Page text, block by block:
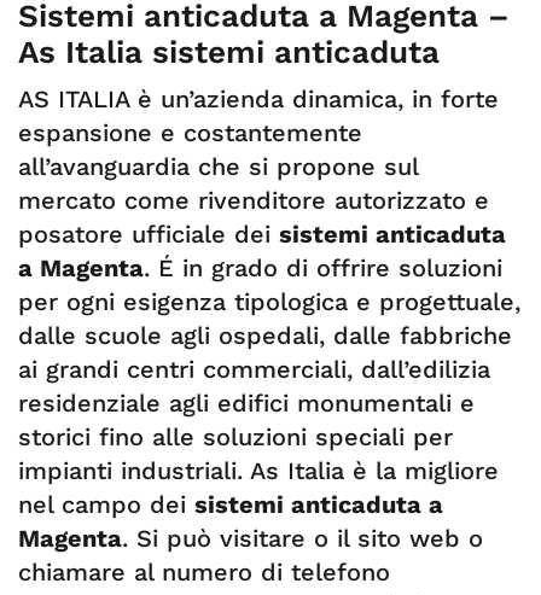
Sistemi anticaduta a Magenta –
As Italia sistemi anticaduta
AS ITALIA è un’azienda dinamica, in forte
espansione e costantemente
all’avanguardia che si propone sul
mercato come rivenditore autorizzato e
posatore ufficiale dei sistemi anticaduta
a Magenta. É in grado di offrire soluzioni
per ogni esigenza tipologica e progettuale,
dalle scuole agli ospedali, dalle fabbriche
ai grandi centri commerciali, dall’edilizia
residenziale agli edifici monumentali e
storici fino alle soluzioni speciali per
impianti industriali. As Italia è la migliore
nel campo dei sistemi anticaduta a
Magenta. Si può visitare o il sito web o
chiamare al numero di telefono